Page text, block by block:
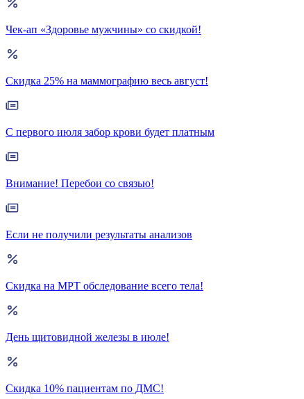
Чек-ап «Здоровье мужчины» со скидкой!
Скидка 25% на маммографию весь август!
С первого июля забор крови будет платным
Внимание! Перебои со связью!
Если не получили результаты анализов
Скидка на МРТ обследование всего тела!
День щитовидной железы в июле!
Скидка 10% пациентам по ДМС!